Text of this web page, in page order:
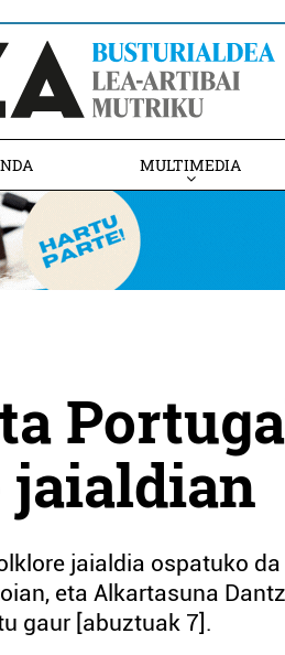
MULTIMEDIA
jaialdian
jaialdia ospatuko
eta Alkartasuna
gaur [abuztuak 7].